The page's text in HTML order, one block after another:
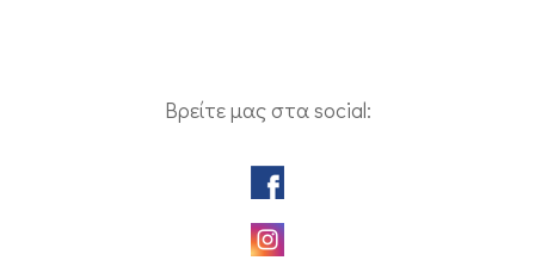
Βρείτε μας στα social: